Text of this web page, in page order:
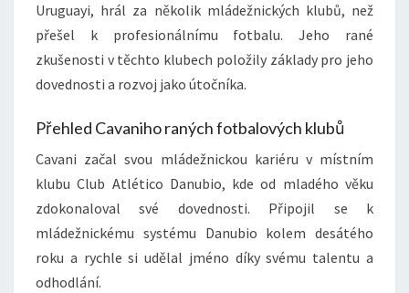
Uruguayi, hrál za několik mládežnických klubů, než
přešel k profesionálnímu fotbalu. Jeho rané
zkušenosti v těchto klubech položily základy pro jeho
dovednosti a rozvoj jako útočníka.
Přehled Cavaniho raných fotbalových klubů
Cavani začal svou mládežnickou kariéru v místním
klubu Club Atlético Danubio, kde od mladého věku
zdokonaloval své dovednosti. Připojil se k
mládežnickému systému Danubio kolem desátého
roku a rychle si udělal jméno díky svému talentu a
odhodlání.